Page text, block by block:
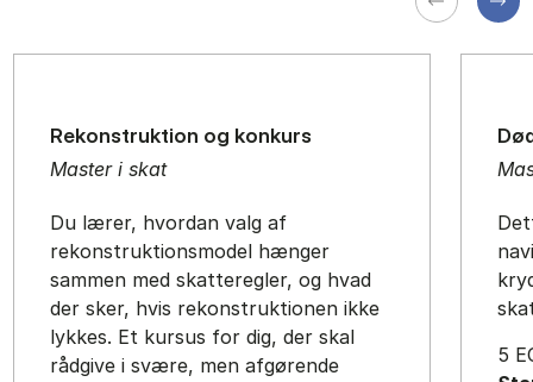
Master i skat
Rekonstruktion og konkurs
Du lærer, hvordan valg af
rekonstruktionsmodel hænger
sammen med skatteregler, og hvad
der sker, hvis rekonstruktionen ikke
lykkes. Et kursus for dig, der skal
rådgive i svære, men afgørende
5